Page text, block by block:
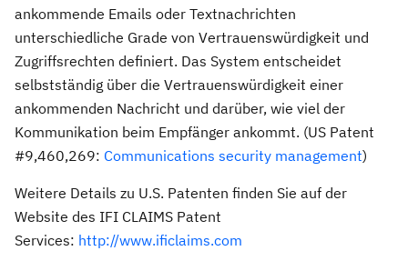
ankommende Emails oder Textnachrichten
unterschiedliche Grade von Vertrauenswürdigkeit und
Zugriffsrechten definiert. Das System entscheidet
selbstständig über die Vertrauenswürdigkeit einer
ankommenden Nachricht und darüber, wie viel der
Kommunikation beim Empfänger ankommt. (US Patent
#9,460,269: Communications security management)
Weitere Details zu U.S. Patenten finden Sie auf der
Website des IFI CLAIMS Patent
Services: http://www.ificlaims.com